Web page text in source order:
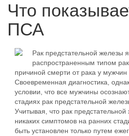
Что
ПСА
Рак предстательной железы
распространенным типом
причиной смерти от рака у мужчин
Своевременная диагностика,
условии, что все мужчины
стадиях рак предстательной
Учитывая, что рак
никаких симптомов на ранних
быть установлен только путем